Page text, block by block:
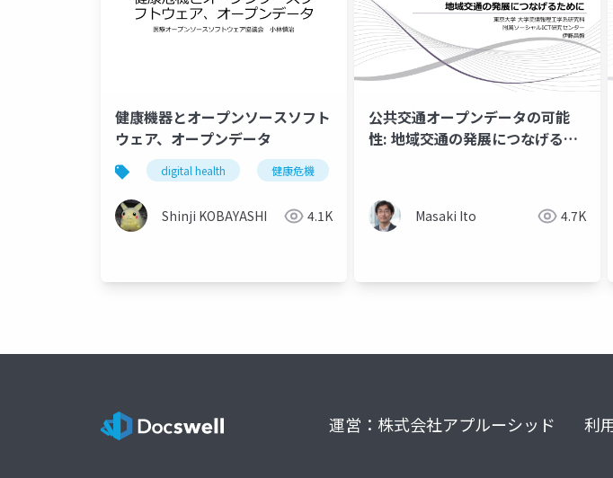
健康機器とオープンソースソフト
ウェア、オープンデータ
digital health 健康危機
Shinji KOBAYASHI 4.1K
公共交通オープンデータの可能
性: 地域交通の発展につなげるた
Masaki Ito 4.7K
運営：株式会社アプルーシッド 利